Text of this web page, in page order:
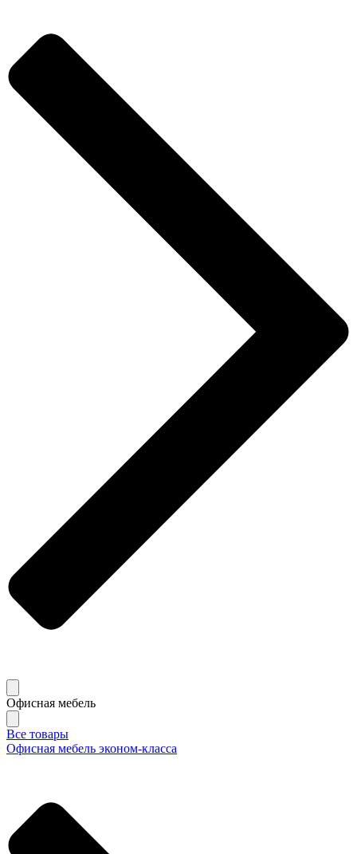
Офисная мебель
Все товары
Офисная мебель эконом-класса